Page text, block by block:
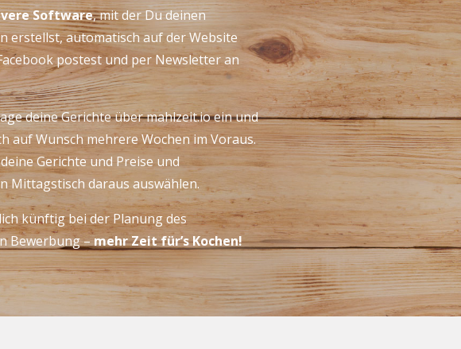
Software, mit der Du deinen
erstellst, automatisch auf der Website
postest und per Newsletter an
deine Gerichte über mahlzeit.io ein und
auf Wunsch mehrere Wochen im Voraus.
Gerichte und Preise und
Mittagstisch daraus auswählen.
künftig bei der Planung des
Bewerbung –mehr Zeit für’s Kochen!